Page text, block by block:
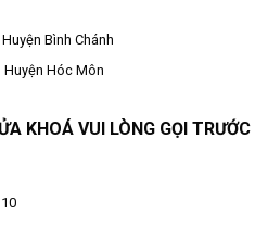
Bình Chánh
Hóc Môn
KHOÁ VUI LÒNG GỌI TRƯỚC